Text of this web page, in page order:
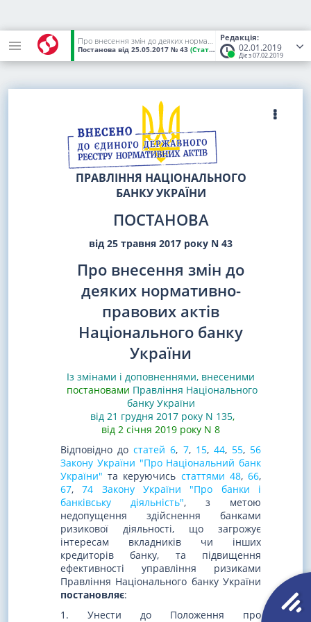
Редакція:
02.01.2019
Діє з 07.02.2019
Про внесення змін до деяких нормативно-правових актів Національного банку України
Постанова від 25.05.2017 № 43 (Статус: Чинний)
ПРАВЛІННЯ НАЦІОНАЛЬНОГО
БАНКУ УКРАЇНИ
ПОСТАНОВА
від 25 травня 2017 року N 43
Про внесення змін до
деяких нормативно-
правових актів
Національного банку
України
Із змінами і доповненнями, внесеними
постановами Правління Національного
банку України
від 21 грудня 2017 року N 135,
від 2 січня 2019 року N 8
Відповідно достатей 6, 7, 15, 44, 55, 56
Закону України "Про Національний банк
України" та керуючись статтями 48,66,
67,74 Закону України "Про банки і
банківську діяльність", з метою
недопущення здійснення банками
ризикової діяльності, що загрожує
інтересам вкладників чи інших
кредиторів банку, та підвищення
ефективності управління ризиками
Правління Національного банку України
постановляє:
1. Унести до Положення про